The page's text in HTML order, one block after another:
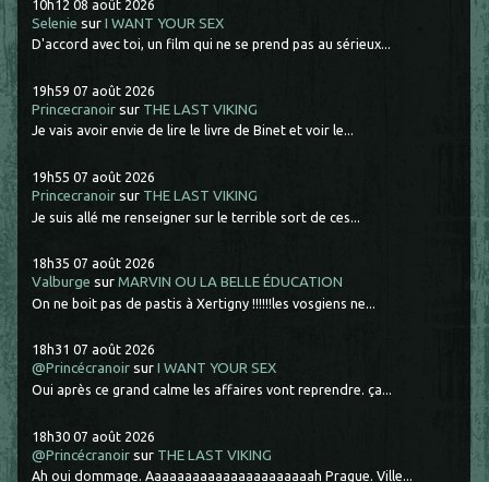
10h12 08 août 2026
Selenie surI WANT YOUR SEX
D'accord avec toi, un film qui ne se prend pas au sérieux...
19h59 07 août 2026
Princecranoir sur THE LAST VIKING
Je vais avoir envie de lire le livre de Binet et voir le...
19h55 07 août 2026
Princecranoir sur THE LAST VIKING
Je suis allé me renseigner sur le terrible sort de ces...
18h35 07 août 2026
Valburge surMARVIN OU LA BELLE ÉDUCATION
On ne boit pas de pastis à Xertigny !!!!!!les vosgiens ne...
18h31 07 août 2026
@Princécranoir surI WANT YOUR SEX
Oui après ce grand calme les affaires vont reprendre. ça...
18h30 07 août 2026
@Princécranoir sur THE LAST VIKING
Ah oui dommage. Aaaaaaaaaaaaaaaaaaaaaah Prague. Ville...